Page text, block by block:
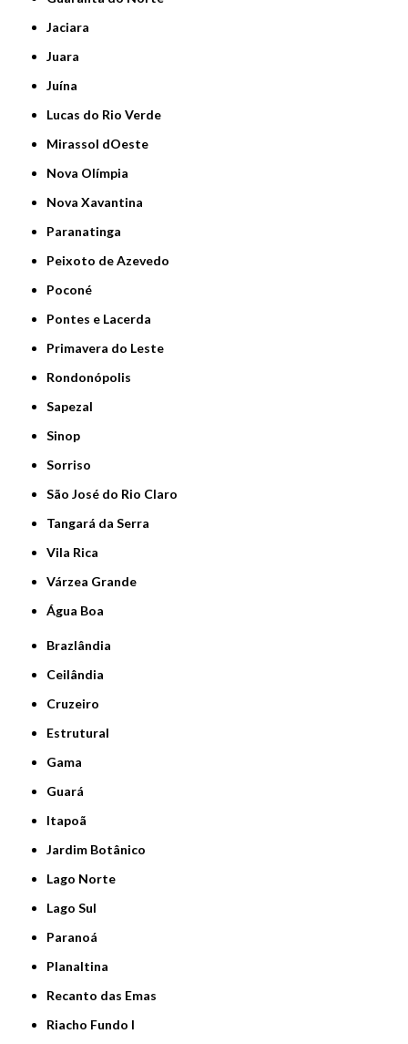
Jaciara
Juara
Juína
Lucas do Rio Verde
Mirassol dOeste
Nova Olímpia
Nova Xavantina
Paranatinga
Peixoto de Azevedo
Poconé
Pontes e Lacerda
Primavera do Leste
Rondonópolis
Sapezal
Sinop
Sorriso
São José do Rio Claro
Tangará da Serra
Vila Rica
Várzea Grande
Água Boa
Brazlândia
Ceilândia
Cruzeiro
Estrutural
Gama
Guará
Itapoã
Jardim Botânico
Lago Norte
Lago Sul
Paranoá
Planaltina
Recanto das Emas
Riacho Fundo I